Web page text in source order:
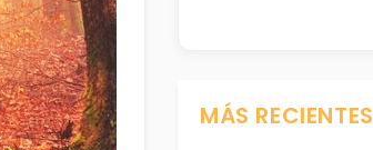
MÁS RECIENTES